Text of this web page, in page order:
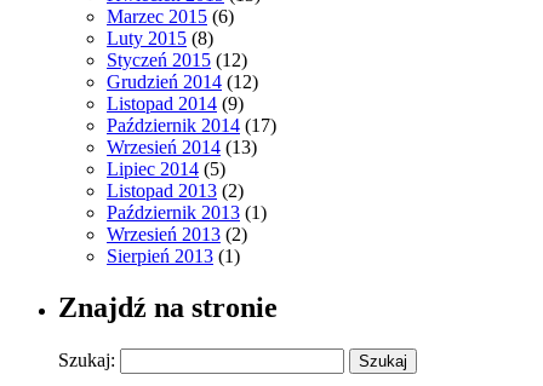
Marzec 2015 (6)
Luty 2015 (8)
Styczeń 2015 (12)
Grudzień 2014 (12)
Listopad 2014 (9)
Październik 2014 (17)
Wrzesień 2014 (13)
Lipiec 2014 (5)
Listopad 2013 (2)
Październik 2013 (1)
Wrzesień 2013 (2)
Sierpień 2013 (1)
Znajdź na stronie
Szukaj: